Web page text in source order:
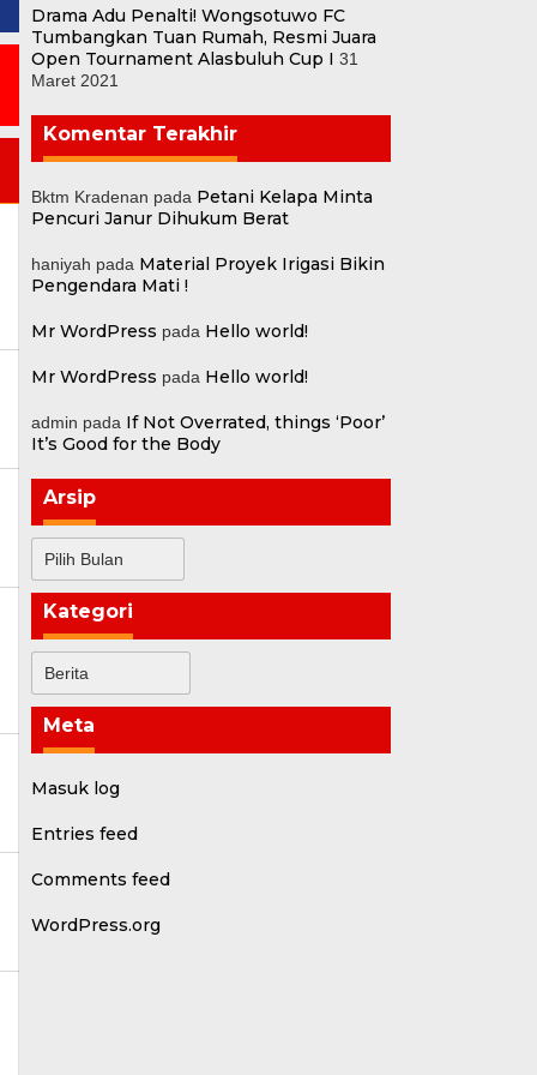
Drama Adu Penalti! Wongsotuwo FC
Tumbangkan Tuan Rumah, Resmi Juara
Open Tournament Alasbuluh Cup I 31
Maret 2021
Komentar Terakhir
Bktm Kradenan pada Petani Kelapa Minta
Pencuri Janur Dihukum Berat
haniyah pada Material Proyek Irigasi Bikin
Pengendara Mati !
Mr WordPress pada Hello world!
Mr WordPress pada Hello world!
admin pada If Not Overrated, things ‘Poor’
It’s Good for the Body
Arsip
Kategori
Meta
Masuk log
Entries feed
Comments feed
WordPress.org